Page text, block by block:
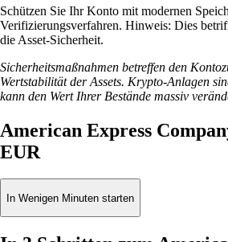
Schützen Sie Ihr Konto mit modernen
Verifizierungsverfahren. Hinweis: Dies
die Asset-Sicherheit.
Sicherheitsmaßnahmen betreffen den
Wertstabilität der Assets. Krypto-Anlagen
kann den Wert Ihrer Bestände massiv
American Express
EUR
In Wenigen Minuten starten